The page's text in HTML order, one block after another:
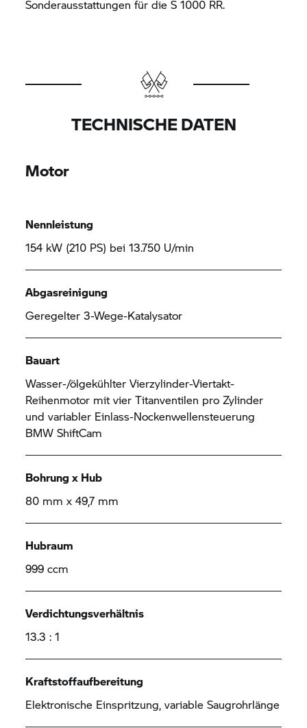
Sonderausstattungen für dieS 1000 RR.
TECHNISCHE DATEN
Motor
Nennleistung
154 kW (210 PS) bei 13.750 U/min
Abgasreinigung
Geregelter 3-Wege-Katalysator
Bauart
Wasser-/ölgekühlter Vierzylinder-Viertakt-
Reihenmotor mit vier Titanventilen pro Zylinder
und variabler Einlass-Nockenwellensteuerung
BMW ShiftCam
Bohrung x Hub
80 mm x 49,7 mm
Hubraum
999 ccm
Verdichtungsverhältnis
13.3 : 1
Kraftstoffaufbereitung
Elektronische Einspritzung, variable Saugrohrlänge